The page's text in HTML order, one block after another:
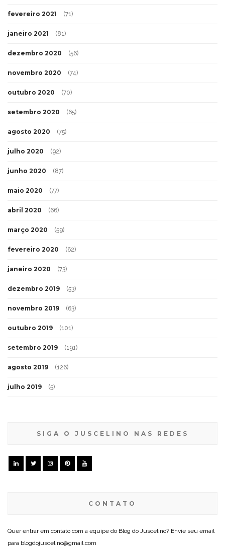
fevereiro 2021 (71)
janeiro 2021 (81)
dezembro 2020 (56)
novembro 2020 (74)
outubro 2020 (70)
setembro 2020 (65)
agosto 2020 (75)
julho 2020 (92)
junho 2020 (87)
maio 2020 (77)
abril 2020 (66)
março 2020 (59)
fevereiro 2020 (62)
janeiro 2020 (73)
dezembro 2019 (53)
novembro 2019 (63)
outubro 2019 (101)
setembro 2019 (191)
agosto 2019 (126)
julho 2019 (5)
SIGA O JUSCELINO NAS REDES
CONTATO
Quer entrar em contato com a equipe do Blog do Juscelino? Envie seu email
para blogdojuscelino@gmail.com